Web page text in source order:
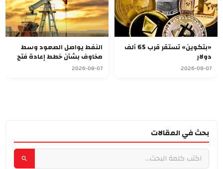
«بتكوين» تستقر قرب 65 ألف
دولار
2026-08-07
النفط يواصل الصعود وسط
مخاوف بشأن خطط إعادة فتح
مضيق هرمز
2026-08-07
بحث في المقالات